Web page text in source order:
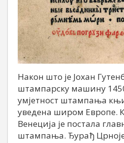
Након што је Јохан
штампарску машину
умјетност штампања
уведена широм Европе.
Венеција је постала
штампања. Ђурађ